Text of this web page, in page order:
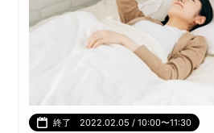
終了 2022.02.05 / 10:00〜11:30